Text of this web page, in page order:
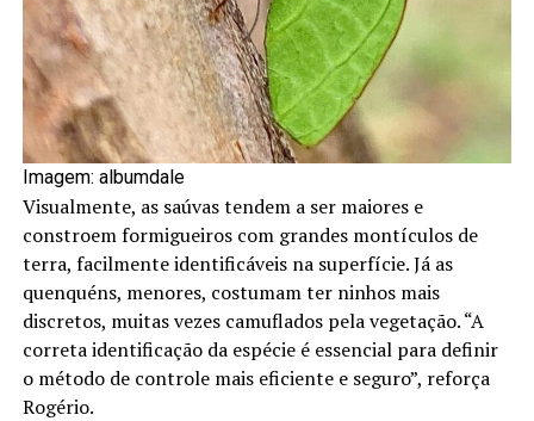
Imagem: albumdale
Visualmente, as saúvas tendem a ser maiores e
constroem formigueiros com grandes montículos de
terra, facilmente identificáveis na superfície. Já as
quenquéns, menores, costumam ter ninhos mais
discretos, muitas vezes camuflados pela vegetação. “A
correta identificação da espécie é essencial para definir
o método de controle mais eficiente e seguro”, reforça
Rogério.